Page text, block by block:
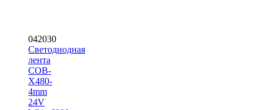
042030
Светодиодная
лента
COB-
X480-
4mm
24V